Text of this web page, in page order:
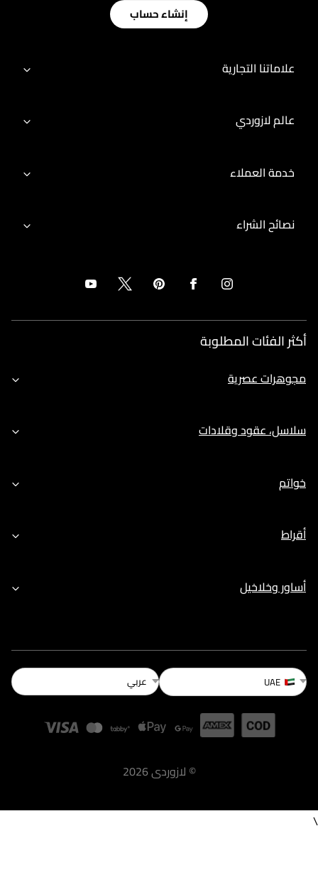
إنشاء حساب
علاماتنا التجارية
عالم لازوردي
خدمة العملاء
نصائح الشراء
أكثر الفئات المطلوبة
مجوهرات عصرية
سلاسل، عقود وقلادات
خواتم
أقراط
أساور وخلاخيل
UAE عربي
© لازوردى2026
\